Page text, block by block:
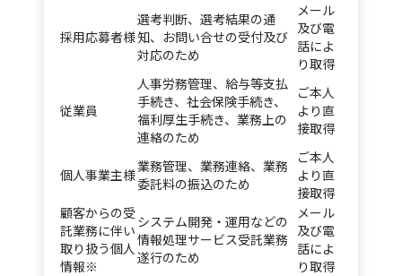
採用応募者様
選考判断、選考結果の通
知、お問い合せの受付及び
対応のため
メール
及び電
話によ
り取得
従業員
人事労務管理、給与等支払
手続き、社会保険手続き、
福利厚生手続き、業務上の
連絡のため
ご本人
より直
接取得
個人事業主様業務管理、業務連絡、業務
委託料の振込のため
ご本人
より直
接取得
顧客からの受
託業務に伴い
取り扱う個人
情報※
システム開発・運用などの
情報処理サービス受託業務
遂行のため
メール
及び電
話によ
り取得